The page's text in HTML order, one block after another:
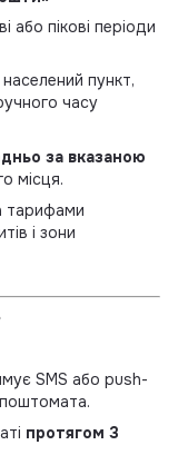
або пікові періоди
пункт,
часу
за вказаною
місця.
тарифами
і зони
SMS або push-
протягом 3